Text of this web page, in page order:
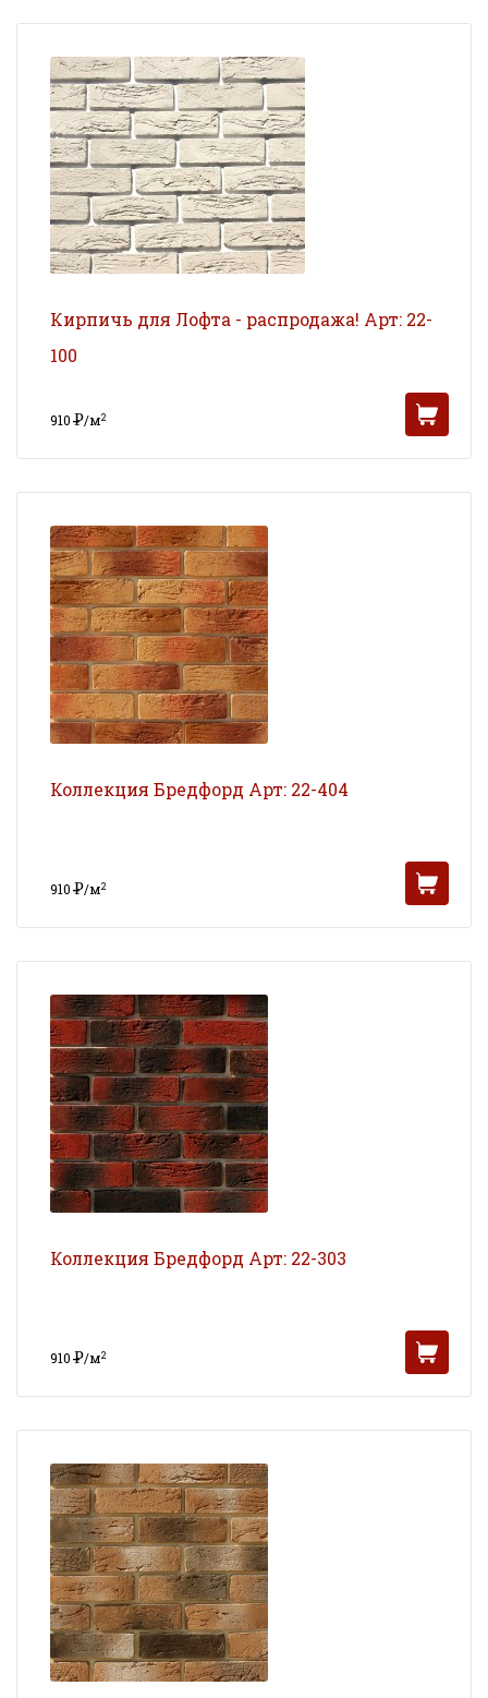
Кирпичь для Лофта - распродажа! Арт: 22-
100
910Р/м2
Коллекция Бредфорд Арт: 22-404
910Р/м2
Коллекция Бредфорд Арт: 22-303
910Р/м2